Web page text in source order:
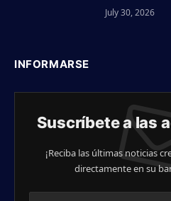
July 30, 2026
INFORMARSE
Suscríbete a las
¡Reciba las últimas noticias
directamente en su